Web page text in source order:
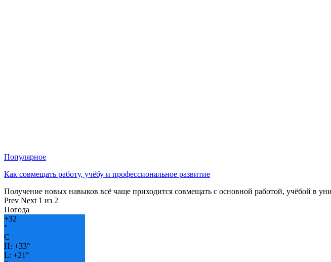
Популярное
Как совмещать работу, учёбу и профессиональное развитие
Получение новых навыков всё чаще приходится совмещать с основной работой, учёбой в
Prev Next 1 из 2
Погода
+32
°
C
H: +33°
L: +21°